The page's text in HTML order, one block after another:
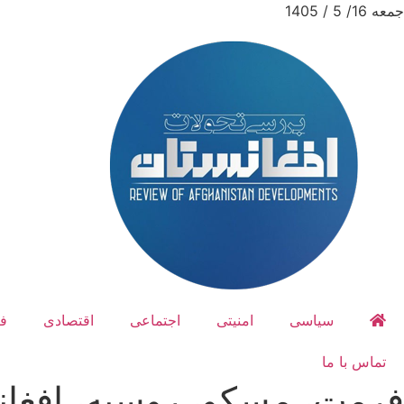
جمعه 16/ 5 / 1405
سیاسی امنیتی اجتماعی اقتصادی
تماس با ما